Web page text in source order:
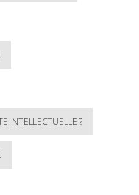
INTELLECTUELLE ?